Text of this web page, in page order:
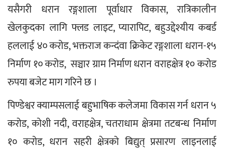
यसैगरी धरान रङ्गशाला पूर्वाधार विकास, रात्रिकालीन
खेलकुदका लागि फ्लड लाइट, प्यारापिट, बहुउद्देश्यीय कबर्ड
हललाई ४० करोड, भक्तराज कन्दंवा क्रिकेट रङ्गशाला धरान-१५
निर्माण १० करोड,  सञ्चार ग्राम निर्माण धरान वराहक्षेत्र १० करोड
रुपया बजेट माग गरिने छ ।
पिण्डेश्वर क्याम्पसलाई बहुभाषिक कलेजमा विकास गर्न धरान ५
करोड, कोशी नदी, वराहक्षेत्र, चतराधाम क्षेत्रमा तटबन्ध निर्माण
१० करोड, धरान सहरी क्षेत्रको बिद्युत् प्रसारण लाइनलाई